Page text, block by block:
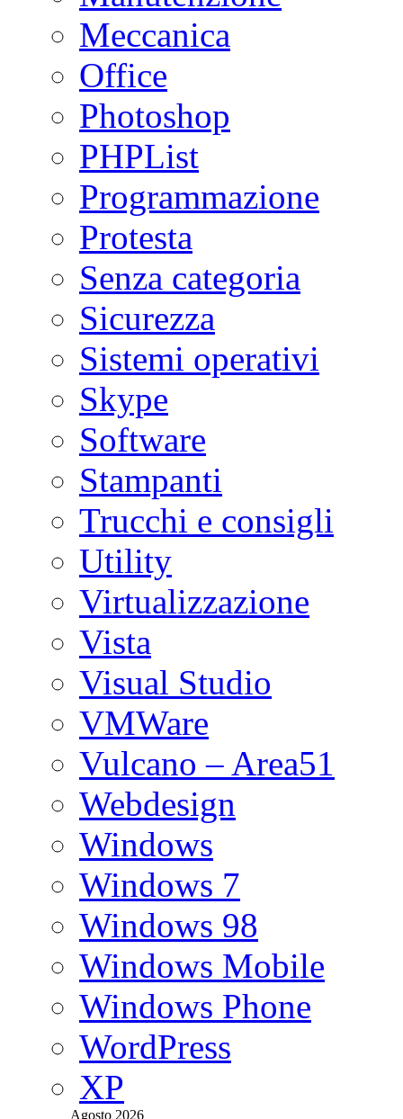
Meccanica
Office
Photoshop
PHPList
Programmazione
Protesta
Senza categoria
Sicurezza
Sistemi operativi
Skype
Software
Stampanti
Trucchi e consigli
Utility
Virtualizzazione
Vista
Visual Studio
VMWare
Vulcano – Area51
Webdesign
Windows
Windows 7
Windows 98
Windows Mobile
Windows Phone
WordPress
XP
Agosto 2026